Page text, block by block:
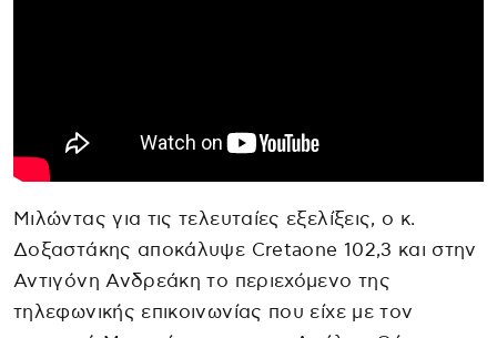
Μιλώντας για τις τελευταίες εξελίξεις, ο κ.
Δοξαστάκης αποκάλυψε Cretaone 102,3 και στην
Αντιγόνη Ανδρεάκη το περιεχόμενο της
τηλεφωνικής επικοινωνίας που είχε με τον